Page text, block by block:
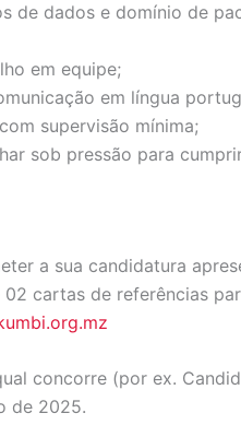
de dados e domínio de
em equipe;
em língua
supervisão mínima;
sob pressão para
a sua candidatura
cartas de referências
concorre (por ex.
de 2025.